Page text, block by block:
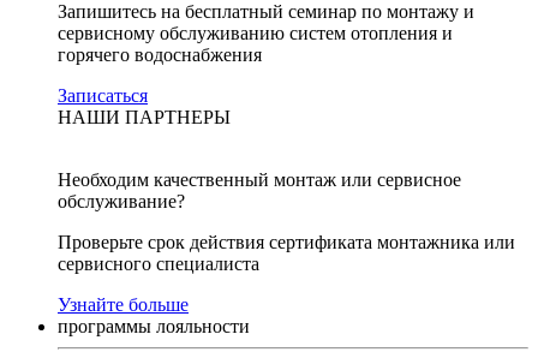
Запишитесь на бесплатный семинар по монтажу и
сервисному обслуживанию систем отопления и
горячего водоснабжения
Записаться
НАШИ ПАРТНЕРЫ
Необходим качественный монтаж или сервисное
обслуживание?
Проверьте срок действия сертификата монтажника или
сервисного специалиста
Узнайте больше
программы лояльности